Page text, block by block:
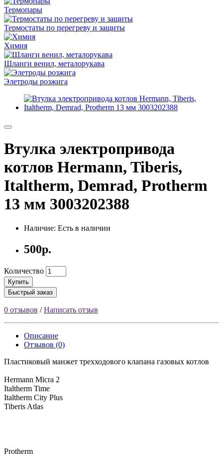
Термопары
Термостаты по перегреву и защиты
Химия
Шланги венил, металорукава
Элетроды розжига
Втулка электропривода
котлов Hermann, Tiberis,
Italtherm, Demrad, Protherm
13 мм 3003202388
Наличие: Есть в наличии
500р.
Количество
Купить
Быстрый заказ
0 отзывов /Написать отзыв
Описание
Отзывов (0)
Пластиковый манжет трехходового клапана газовых котлов
Hermann Micra 2
Italtherm Time
Italtherm City Plus
Tiberis Atlas
Protherm